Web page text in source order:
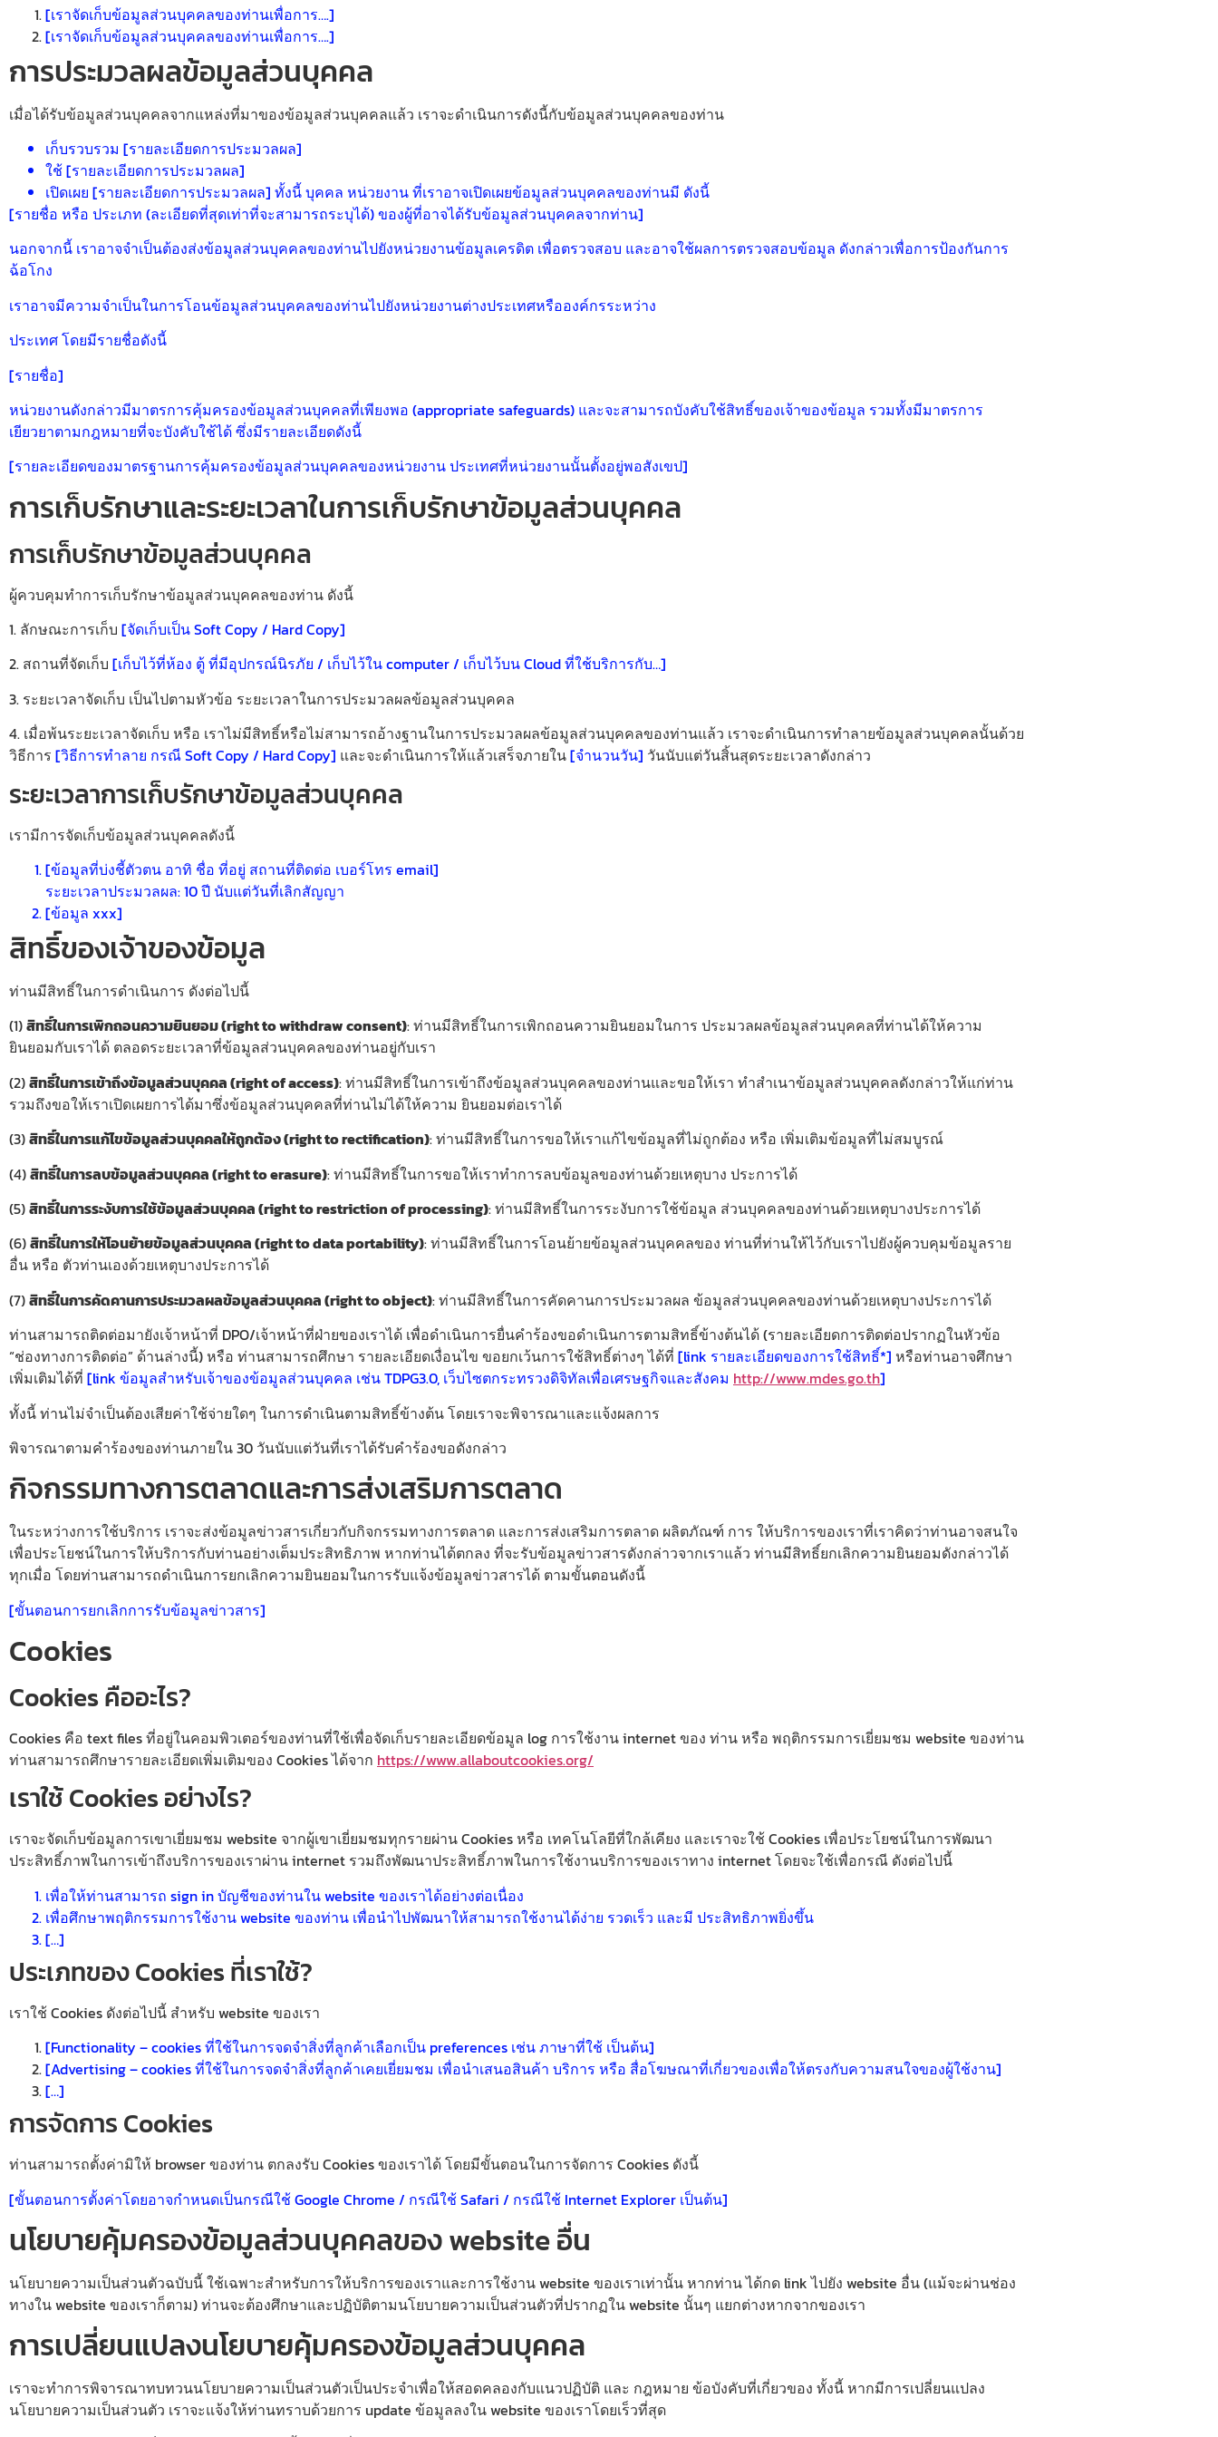
[เราจัดเก็บข้อมูลส่วนบุคคลของท่านเพื่อการ….]
[เราจัดเก็บข้อมูลส่วนบุคคลของท่านเพื่อการ….]
การประมวลผลข้อมูลส่วนบุคคล
เมื่อได้รับข้อมูลส่วนบุคคลจากแหล่งที่มาของข้อมูลส่วนบุคคลแล้ว เราจะดำเนินการดังนี้กับข้อมูลส่วนบุคคลของท่าน
เก็บรวบรวม [รายละเอียดการประมวลผล]
ใช้ [รายละเอียดการประมวลผล]
เปิดเผย [รายละเอียดการประมวลผล] ทั้งนี้ บุคคล หน่วยงาน ที่เราอาจเปิดเผยข้อมูลส่วนบุคคลของท่านมี ดังนี้
[รายชื่อ หรือ ประเภท (ละเอียดที่สุดเท่าที่จะสามารถระบุได้) ของผู้ที่อาจได้รับข้อมูลส่วนบุคคลจากท่าน]
นอกจากนี้ เราอาจจำเป็นต้องส่งข้อมูลส่วนบุคคลของท่านไปยังหน่วยงานข้อมูลเครดิต เพื่อตรวจสอบ และอาจใช้ผลการตรวจสอบข้อมูล ดังกล่าวเพื่อการป้องกันการ
ฉ้อโกง
เราอาจมีความจำเป็นในการโอนข้อมูลส่วนบุคคลของท่านไปยังหน่วยงานต่างประเทศหรือองค์กรระหว่าง
ประเทศ โดยมีรายชื่อดังนี้
[รายชื่อ]
หน่วยงานดังกล่าวมีมาตรการคุ้มครองข้อมูลส่วนบุคคลที่เพียงพอ (appropriate safeguards) และจะสามารถบังคับใช้สิทธิ์ของเจ้าของข้อมูล รวมทั้งมีมาตรการ
เยียวยาตามกฎหมายที่จะบังคับใช้ได้ ซึ่งมีรายละเอียดดังนี้
[รายละเอียดของมาตรฐานการคุ้มครองข้อมูลส่วนบุคคลของหน่วยงาน ประเทศที่หน่วยงานนั้นตั้งอยู่พอสังเขป]
การเก็บรักษาและระยะเวลาในการเก็บรักษาข้อมูลส่วนบุคคล
การเก็บรักษาข้อมูลส่วนบุคคล
ผู้ควบคุมทำการเก็บรักษาข้อมูลส่วนบุคคลของท่าน ดังนี้
1. ลักษณะการเก็บ [จัดเก็บเป็น Soft Copy / Hard Copy]
2. สถานที่จัดเก็บ [เก็บไว้ที่ห้อง ตู้ ที่มีอุปกรณ์นิรภัย / เก็บไว้ใน computer / เก็บไว้บน Cloud ที่ใช้บริการกับ…]
3. ระยะเวลาจัดเก็บ เป็นไปตามหัวข้อ ระยะเวลาในการประมวลผลข้อมูลส่วนบุคคล
4. เมื่อพ้นระยะเวลาจัดเก็บ หรือ เราไม่มีสิทธิ์หรือไม่สามารถอ้างฐานในการประมวลผลข้อมูลส่วนบุคคลของท่านแล้ว เราจะดำเนินการทำลายข้อมูลส่วนบุคคลนั้นด้วย
วิธีการ [วิธีการทำลาย กรณี Soft Copy / Hard Copy] และจะดำเนินการให้แล้วเสร็จภายใน[จำนวนวัน] วันนับแต่วันสิ้นสุดระยะเวลาดังกล่าว
ระยะเวลาการเก็บรักษาข้อมูลส่วนบุคคล
เรามีการจัดเก็บข้อมูลส่วนบุคคลดังนี้
[ข้อมูลที่บ่งชี้ตัวตน อาทิ ชื่อ ที่อยู่ สถานที่ติดต่อ เบอร์โทร email]
ระยะเวลาประมวลผล: 10 ปี นับแต่วันที่เลิกสัญญา
[ข้อมูล xxx]
สิทธิ์ของเจ้าของข้อมูล
ท่านมีสิทธิ์ในการดำเนินการ ดังต่อไปนี้
(1)สิทธิ์ในการเพิกถอนความยินยอม (right to withdraw consent): ท่านมีสิทธิ์ในการเพิกถอนความยินยอมในการ ประมวลผลข้อมูลส่วนบุคคลที่ท่านได้ให้ความ
ยินยอมกับเราได้ ตลอดระยะเวลาที่ข้อมูลส่วนบุคคลของท่านอยู่กับเรา
(2)สิทธิ์ในการเข้าถึงข้อมูลส่วนบุคคล (right of access): ท่านมีสิทธิ์ในการเข้าถึงข้อมูลส่วนบุคคลของท่านและขอให้เรา ทำสำเนาข้อมูลส่วนบุคคลดังกล่าวให้แก่ท่าน
รวมถึงขอให้เราเปิดเผยการได้มาซึ่งข้อมูลส่วนบุคคลที่ท่านไม่ได้ให้ความ ยินยอมต่อเราได้
(3)สิทธิ์ในการแก้ไขข้อมูลส่วนบุคคลให้ถูกต้อง (right to rectification): ท่านมีสิทธิ์ในการขอให้เราแก้ไขข้อมูลที่ไม่ถูกต้อง หรือ เพิ่มเติมข้อมูลที่ไม่สมบูรณ์
(4)สิทธิ์ในการลบข้อมูลส่วนบุคคล (right to erasure): ท่านมีสิทธิ์ในการขอให้เราทำการลบข้อมูลของท่านด้วยเหตุบาง ประการได้
(5)สิทธิ์ในการระงับการใช้ข้อมูลส่วนบุคคล (right to restriction of processing): ท่านมีสิทธิ์ในการระงับการใช้ข้อมูล ส่วนบุคคลของท่านด้วยเหตุบางประการได้
(6)สิทธิ์ในการให้โอนย้ายข้อมูลส่วนบุคคล (right to data portability): ท่านมีสิทธิ์ในการโอนย้ายข้อมูลส่วนบุคคลของ ท่านที่ท่านให้ไว้กับเราไปยังผู้ควบคุมข้อมูลราย
อื่น หรือ ตัวท่านเองด้วยเหตุบางประการได้
(7)สิทธิ์ในการคัดคานการประมวลผลข้อมูลส่วนบุคคล (right to object): ท่านมีสิทธิ์ในการคัดคานการประมวลผล ข้อมูลส่วนบุคคลของท่านด้วยเหตุบางประการได้
ท่านสามารถติดต่อมายังเจ้าหน้าที่ DPO/เจ้าหน้าที่ฝ่ายของเราได้ เพื่อดำเนินการยื่นคำร้องขอดำเนินการตามสิทธิ์ข้างต้นได้ (รายละเอียดการติดต่อปรากฏในหัวข้อ
“ช่องทางการติดต่อ” ด้านล่างนี้) หรือ ท่านสามารถศึกษา รายละเอียดเงื่อนไข ขอยกเว้นการใช้สิทธิ์ต่างๆ ได้ที่ [link รายละเอียดของการใช้สิทธิ์*] หรือท่านอาจศึกษา
เพิ่มเติมได้ที่ [link ข้อมูลสำหรับเจ้าของข้อมูลส่วนบุคคล เช่น TDPG3.0, เว็บไซตกระทรวงดิจิทัลเพื่อเศรษฐกิจและสังคม http://www.mdes.go.th]
ทั้งนี้ ท่านไม่จำเป็นต้องเสียค่าใช้จ่ายใดๆ ในการดำเนินตามสิทธิ์ข้างต้น โดยเราจะพิจารณาและแจ้งผลการ
พิจารณาตามคำร้องของท่านภายใน 30 วันนับแต่วันที่เราได้รับคำร้องขอดังกล่าว
กิจกรรมทางการตลาดและการส่งเสริมการตลาด
ในระหว่างการใช้บริการ เราจะส่งข้อมูลข่าวสารเกี่ยวกับกิจกรรมทางการตลาด และการส่งเสริมการตลาด ผลิตภัณฑ์ การ ให้บริการของเราที่เราคิดว่าท่านอาจสนใจ
เพื่อประโยชน์ในการให้บริการกับท่านอย่างเต็มประสิทธิภาพ หากท่านได้ตกลง ที่จะรับข้อมูลข่าวสารดังกล่าวจากเราแล้ว ท่านมีสิทธิ์ยกเลิกความยินยอมดังกล่าวได้
ทุกเมื่อ โดยท่านสามารถดำเนินการยกเลิกความยินยอมในการรับแจ้งข้อมูลข่าวสารได้ ตามขั้นตอนดังนี้
[ขั้นตอนการยกเลิกการรับข้อมูลข่าวสาร]
Cookies
Cookies คืออะไร?
Cookies คือ text files ที่อยู่ในคอมพิวเตอร์ของท่านที่ใช้เพื่อจัดเก็บรายละเอียดข้อมูล log การใช้งาน internet ของ ท่าน หรือ พฤติกรรมการเยี่ยมชม website ของท่าน
ท่านสามารถศึกษารายละเอียดเพิ่มเติมของ Cookies ได้จาก https://www.allaboutcookies.org/
เราใช้ Cookies อย่างไร?
เราจะจัดเก็บข้อมูลการเขาเยี่ยมชม website จากผู้เขาเยี่ยมชมทุกรายผ่าน Cookies หรือ เทคโนโลยีที่ใกล้เคียง และเราจะใช้ Cookies เพื่อประโยชน์ในการพัฒนา
ประสิทธิ์ภาพในการเข้าถึงบริการของเราผ่าน internet รวมถึงพัฒนาประสิทธิ์ภาพในการใช้งานบริการของเราทาง internet โดยจะใช้เพื่อกรณี ดังต่อไปนี้
เพื่อให้ท่านสามารถ sign in บัญชีของท่านใน website ของเราได้อย่างต่อเนื่อง
เพื่อศึกษาพฤติกรรมการใช้งาน website ของท่าน เพื่อนำไปพัฒนาให้สามารถใช้งานได้ง่าย รวดเร็ว และมี ประสิทธิภาพยิ่งขึ้น
[…]
ประเภทของ Cookies ที่เราใช้?
เราใช้ Cookies ดังต่อไปนี้ สำหรับ website ของเรา
[Functionality – cookies ที่ใช้ในการจดจำสิ่งที่ลูกค้าเลือกเป็น preferences เช่น ภาษาที่ใช้ เป็นต้น]
[Advertising – cookies ที่ใช้ในการจดจำสิ่งที่ลูกค้าเคยเยี่ยมชม เพื่อนำเสนอสินค้า บริการ หรือ สื่อโฆษณาที่เกี่ยวของเพื่อให้ตรงกับความสนใจของผู้ใช้งาน]
[…]
การจัดการ Cookies
ท่านสามารถตั้งค่ามิให้ browser ของท่าน ตกลงรับ Cookies ของเราได้ โดยมีขั้นตอนในการจัดการ Cookies ดังนี้
[ขั้นตอนการตั้งค่าโดยอาจกำหนดเป็นกรณีใช้ Google Chrome / กรณีใช้ Safari / กรณีใช้ Internet Explorer เป็นต้น]
นโยบายคุ้มครองข้อมูลส่วนบุคคลของ website อื่น
นโยบายความเป็นส่วนตัวฉบับนี้ ใช้เฉพาะสำหรับการให้บริการของเราและการใช้งาน website ของเราเท่านั้น หากท่าน ได้กด link ไปยัง website อื่น (แม้จะผ่านช่อง
ทางใน website ของเราก็ตาม) ท่านจะต้องศึกษาและปฏิบัติตามนโยบายความเป็นส่วนตัวที่ปรากฏใน website นั้นๆ แยกต่างหากจากของเรา
การเปลี่ยนแปลงนโยบายคุ้มครองข้อมูลส่วนบุคคล
เราจะทำการพิจารณาทบทวนนโยบายความเป็นส่วนตัวเป็นประจำเพื่อให้สอดคลองกับแนวปฏิบัติ และ กฎหมาย ข้อบังคับที่เกี่ยวของ ทั้งนี้ หากมีการเปลี่ยนแปลง
นโยบายความเป็นส่วนตัว เราจะแจ้งให้ท่านทราบด้วยการ update ข้อมูลลงใน website ของเราโดยเร็วที่สุด